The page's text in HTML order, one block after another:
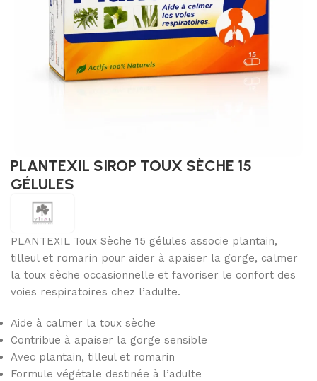
PLANTEXIL SIROP TOUX SÈCHE 15
GÉLULES
PLANTEXIL Toux Sèche 15 gélules associe plantain,
tilleul et romarin pour aider à apaiser la gorge, calmer
la toux sèche occasionnelle et favoriser le confort des
voies respiratoires chez l’adulte.
Aide à calmer la toux sèche
Contribue à apaiser la gorge sensible
Avec plantain, tilleul et romarin
Formule végétale destinée à l’adulte